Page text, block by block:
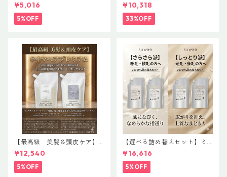
ーム＆グレイズオイルセット
¥5,016
5%OFF
ン 今だけまとめ買い 4個セ
ット
¥10,318
33%OFF
【最高級 美髪＆頭皮ケア】
＃イマヘアプレミアムshampo
o＆treatment【ヒト幹細胞細
胞エキス】【トステア配合】
¥12,540
5%OFF
【選べる詰め替えセット】ミ
ルボン 新ブランド「suwae
（スワエ）」｜リラクシング
シャンプー 1000mL ￥7,590
＋ トリートメント 1000g￥9,
¥16,616
5%OFF